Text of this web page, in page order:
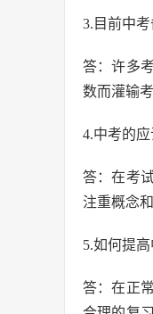
3.目前中
答：许多
数而灌输
4.中考的应
答：在考
注重概念
5.如何提高
答：在正